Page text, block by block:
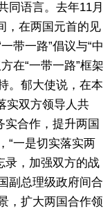
同语言。去年11月
，在两国元首的见
带一路”倡议与“中
在“一带一路”框架
。郁大使说，在本
实双方领导人共
实合作，提升两国
“一是切实落实两
录，加强双方的战
副总理级政府间合
，扩大两国合作领